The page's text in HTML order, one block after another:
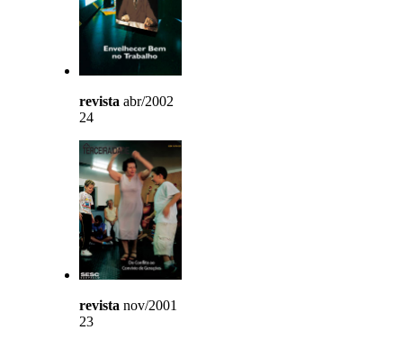
revista abr/2002
24
revista nov/2001
23